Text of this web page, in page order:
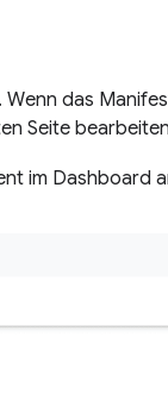
. Wenn das
Seite
im Dashboard